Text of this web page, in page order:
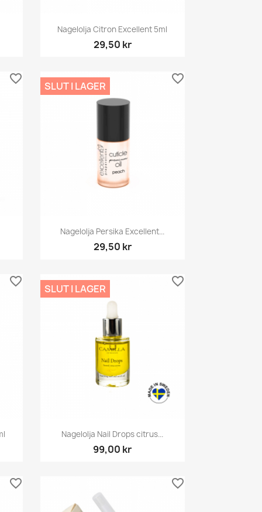
Snabbvy
Nagelolja Citron Excellent 5ml
29,50 kr
favorite_border
Snabbvy
Nagelolja Persika Excellent...
29,50 kr
SLUT I LAGER
favorite_border
favorite_border
Snabbvy
Nagelolja Nail Drops citrus...
99,00 kr
SLUT I LAGER
favorite_border
favorite_border favorite_border